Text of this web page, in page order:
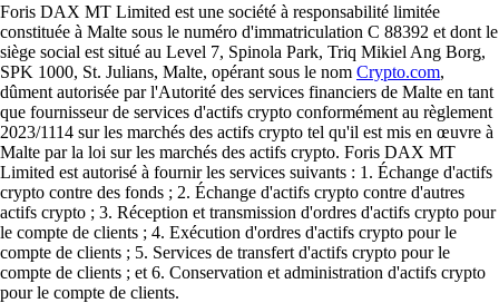
Foris DAX MT Limited est une société à responsabilité limitée
constituée à Malte sous le numéro d'immatriculation C 88392 et dont le
siège social est situé au Level 7, Spinola Park, Triq Mikiel Ang Borg,
SPK 1000, St. Julians, Malte, opérant sous le nom Crypto.com,
dûment autorisée par l'Autorité des services financiers de Malte en tant
que fournisseur de services d'actifs crypto conformément au règlement
2023/1114 sur les marchés des actifs crypto tel qu'il est mis en œuvre à
Malte par la loi sur les marchés des actifs crypto. Foris DAX MT
Limited est autorisé à fournir les services suivants : 1. Échange d'actifs
crypto contre des fonds ; 2. Échange d'actifs crypto contre d'autres
actifs crypto ; 3. Réception et transmission d'ordres d'actifs crypto pour
le compte de clients ; 4. Exécution d'ordres d'actifs crypto pour le
compte de clients ; 5. Services de transfert d'actifs crypto pour le
compte de clients ; et 6. Conservation et administration d'actifs crypto
pour le compte de clients.